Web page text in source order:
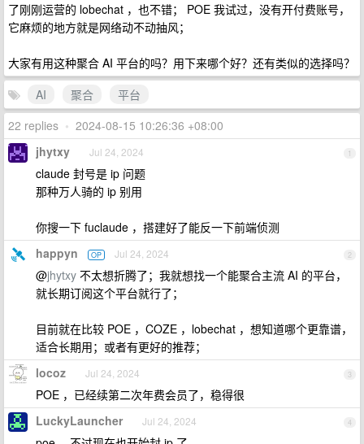
了刚刚运营的 lobechat ，也不错； POE 我试过，没有开付费账号，
它麻烦的地方就是网络动不动抽风；
大家有用这种聚合 AI 平台的吗？用下来哪个好？还有类似的选择吗？
AI
聚合
平台
22 replies • 2024-08-15 10:26:36 +08:00
1
jhytxy Jul 24, 2024
claude 封号是 ip 问题
那种万人骑的 ip 别用
你搜一下 fuclaude ，搭建好了能反一下前端侦测
2
happyn OP Jul 24, 2024
@jhytxy 不太想折腾了；我就想找一个能聚合主流 AI 的平台，
就长期订阅这个平台就行了；
目前就在比较 POE ，COZE ，lobechat ，想知道哪个更靠谱，
适合长期用；或者有更好的推荐；
3
locoz Jul 24, 2024
POE ，已经续第二次年费会员了，稳得很
4
LuckyLauncher Jul 24, 2024